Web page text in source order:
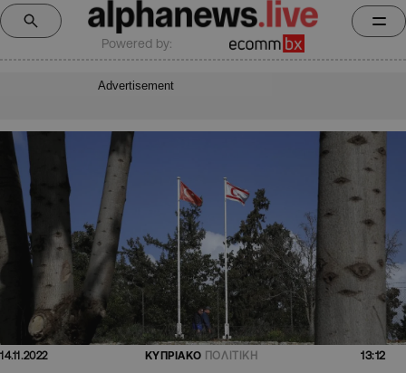
Powered by:
Advertisement
14.11.2022 ΚΥΠΡΙΑΚΟ ΠΟΛΙΤΙΚΗ 13:12